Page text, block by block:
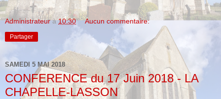
Administrateur à10:30 Aucun commentaire:
Partager
SAMEDI 5 MAI 2018
CONFERENCE du 17 Juin 2018 - LA
CHAPELLE-LASSON